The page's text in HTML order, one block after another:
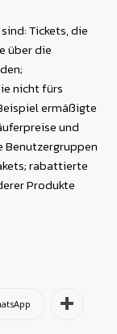
Tickets, die
über die
nicht fürs
ermäßigte
und
Benutzergruppen
rabattierte
Produkte